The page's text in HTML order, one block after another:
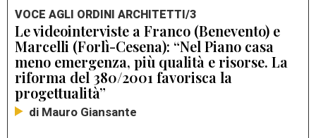
VOCE AGLI ORDINI ARCHITETTI/3
Le videointerviste a Franco (Benevento) e
Marcelli (Forlì-Cesena): “Nel Piano casa
meno emergenza, più qualità e risorse. La
riforma del 380/2001 favorisca la
progettualità”
di Mauro Giansante